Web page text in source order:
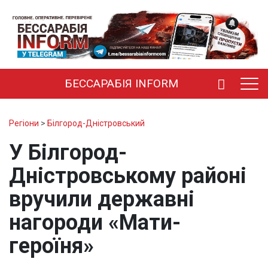
БЕССАРАБІЯ INFORM
Регіони > Білгород-Дністровський
У Білгород-
Дністровському районі
вручили державні
нагороди «Мати-
героїня»